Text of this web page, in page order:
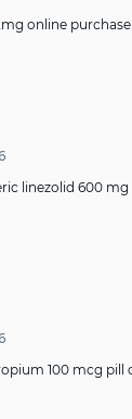
online
linezolid 600 mg
100 mcg pill